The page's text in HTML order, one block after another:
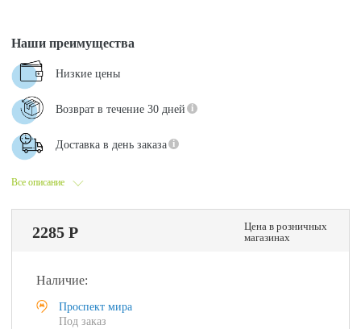
Все описание
Наши преимущества
Низкие цены
Возврат в течение 30 дней
Доставка в день заказа
2285 Р
Цена в розничных
магазинах
Наличие:
Проспект мира
Под заказ